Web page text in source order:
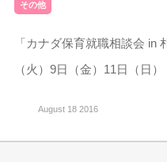
その他
「カナダ保育就職相談会 in
（火）9日（金）11日（日）
August 18 2016